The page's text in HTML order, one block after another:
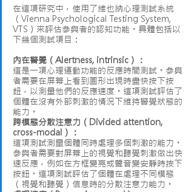
在這項研究中，使用了維也納心理測試系統
（Vienna Psychological Testing System,
VTS）來評估參與者的認知功能。具體包括以
下幾個測試項目：
內在警覺（Alertness, intrinsic）：
這是一項心理運動功能的反應時間測試。參與
者需要在屏幕上看到圖形出現時盡快按下按
鈕，以測量他們的反應速度。這項測試評估了
個體在沒有外部刺激的情況下維持警覺狀態的
能力。
跨模態分散注意力（Divided attention,
cross-modal）：
這項測試測量個體同時處理多個刺激的能力。
參與者需要對屏幕上的視覺和聽覺刺激做出快
速反應，例如在方框變亮或聲音變安靜時按下
按鈕。這項測試評估了個體在處理不同模態
（視覺和聽覺）信息時的分散注意力能力。